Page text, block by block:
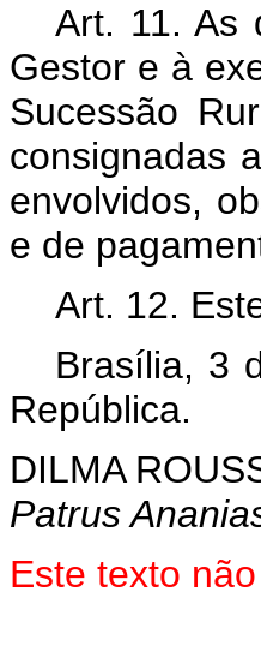
Art. 11. As
Gestor e à
Sucessão
consignadas
envolvidos,
e de
Art. 12.
Brasília, 3
República.
DILMA
Patrus
Este texto